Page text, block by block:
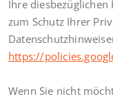
Ihre diesbezüglichen
zum Schutz Ihrer
https://
Wenn Sie nicht